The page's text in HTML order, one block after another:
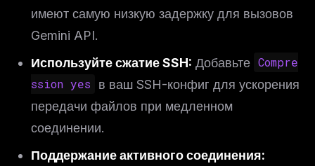
имеют самую низкую задержку для вызовов
Gemini API.
Используйте сжатие SSH: Добавьте Compre
ssion yes
в ваш SSH-конфиг для ускорения
передачи файлов при медленном
соединении.
Поддержание активного соединения: